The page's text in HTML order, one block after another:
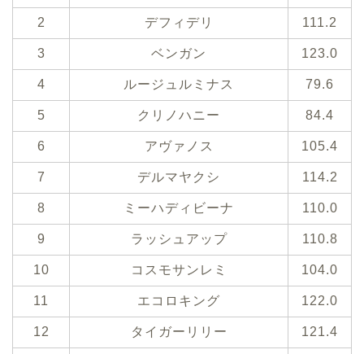
2 デフィデリ 111.2
3 ベンガン 123.0
4 ルージュルミナス 79.6
5 クリノハニー 84.4
6 アヴァノス 105.4
7 デルマヤクシ 114.2
8 ミーハディビーナ 110.0
9 ラッシュアップ 110.8
10 コスモサンレミ 104.0
11 エコロキング 122.0
12 タイガーリリー 121.4